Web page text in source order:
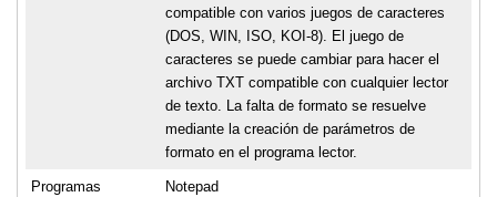
compatible con varios juegos de caracteres
(DOS, WIN, ISO, KOI-8). El juego de
caracteres se puede cambiar para hacer el
archivo TXT compatible con cualquier lector
de texto. La falta de formato se resuelve
mediante la creación de parámetros de
formato en el programa lector.
Programas
Notepad